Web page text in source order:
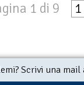
1 di 9 1
Scrivi una